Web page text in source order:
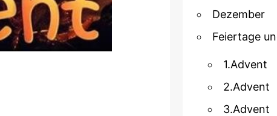
Dezember
Feiertage
1.Advent
2.Advent
3.Advent